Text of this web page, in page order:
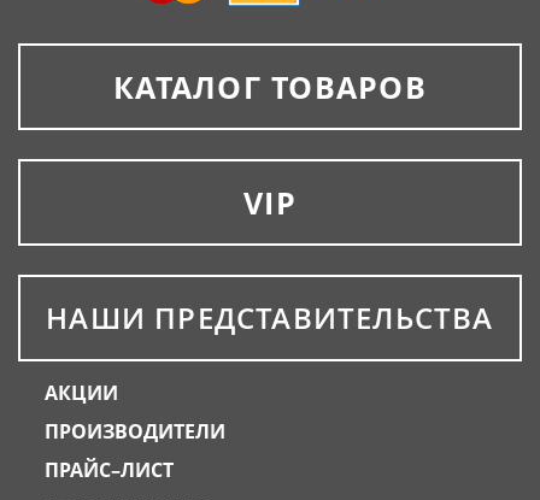
КАТАЛОГ ТОВАРОВ
VIP
НАШИ ПРЕДСТАВИТЕЛЬСТВА
АКЦИИ
ПРОИЗВОДИТЕЛИ
ПРАЙС–ЛИСТ